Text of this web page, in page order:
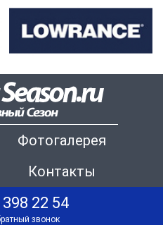
Фотогалерея
Контакты
22 54
звонок